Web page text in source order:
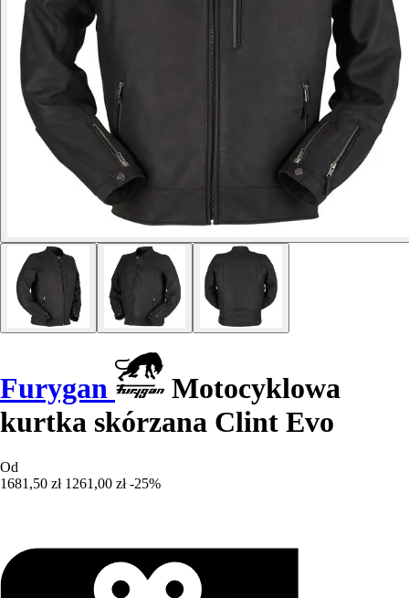
Furygan
Motocyklowa
kurtka skórzana Clint Evo
Od
1681,50 zł 1261,00 zł -25%